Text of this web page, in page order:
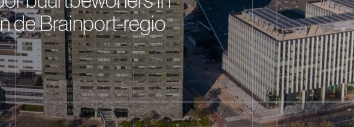
de Brainport-regio